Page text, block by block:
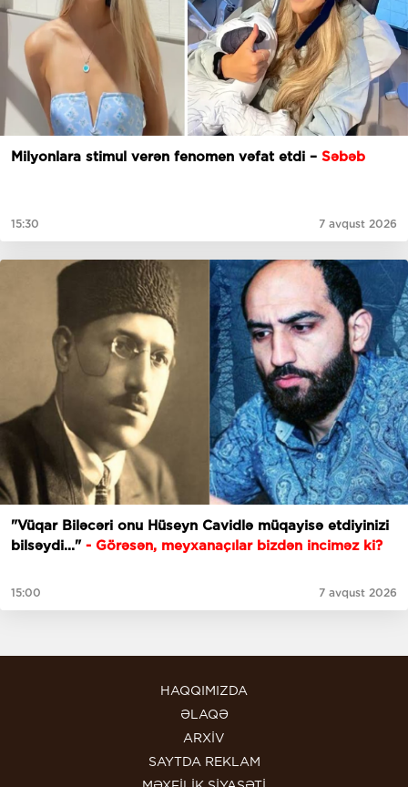
Milyonlara stimul verən fenomen vəfat etdi – Səbəb
15:30 7 avqust 2026
"Vüqar Biləcəri onu Hüseyn Cavidlə müqayisə etdiyinizi
bilsəydi..." - Görəsən, meyxanaçılar bizdən inciməz ki?
15:00 7 avqust 2026
HAQQIMIZDA
ƏLAQƏ
ARXİV
SAYTDA REKLAM